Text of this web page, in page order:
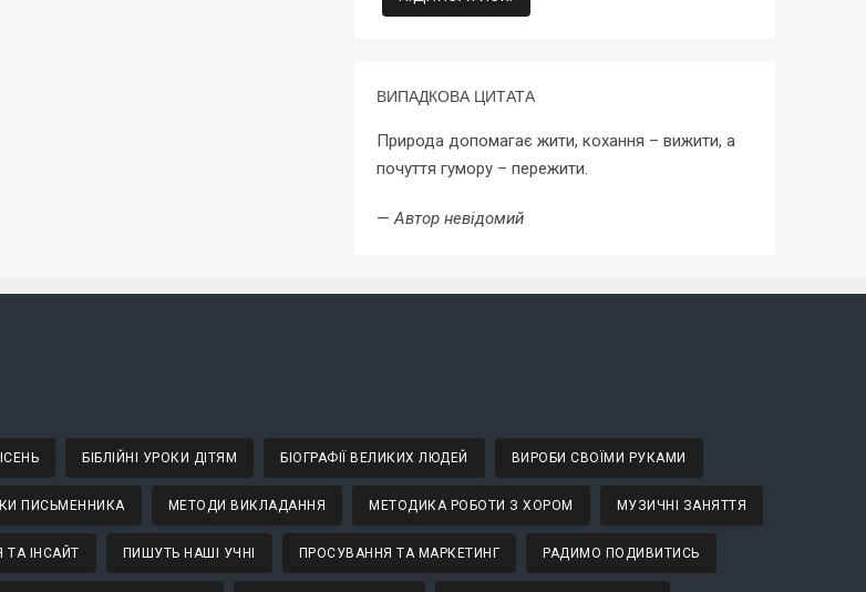
ВИПАДКОВА ЦИТАТА
Природа допомагає жити, кохання – вижити, а
почуття гумору – пережити.
—Автор невідомий
БІБЛІЙНІ УРОКИ ДІТЯМ БІОГРАФІЇ ВЕЛИКИХ ЛЮДЕЙ ВИРОБИ СВОЇМИ РУКАМИ
ПИСЬМЕННИКА МЕТОДИ ВИКЛАДАННЯ МЕТОДИКА РОБОТИ З ХОРОМ МУЗИЧНІ ЗАНЯТТЯ
ТА ІНСАЙТ ПИШУТЬ НАШІ УЧНІ ПРОСУВАННЯ ТА МАРКЕТИНГ РАДИМО ПОДИВИТИСЬ